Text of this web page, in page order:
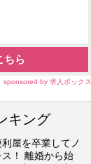
ちら
sponsored by 求人ボックス
キング
屋を卒業してノ
ス！ 離婚から始